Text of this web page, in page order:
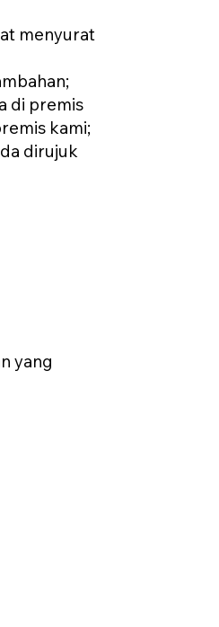
menyurat
di premis
kami;
dirujuk
yang